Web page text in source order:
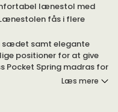
lænestol med
fås i flere
sædet samt elegante
positioner for at give
Pocket Spring madras for
Læs mere